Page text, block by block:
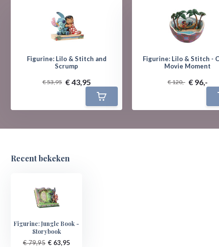
Figurine: Lilo & Stitch and
Scrump
€ 53,95 € 43,95
Figurine: Lilo & Stitch -
Movie Moment
€ 120,- € 96,-
Recent bekeken
Figurine: Jungle Book -
Storybook
€ 79,95 € 63,95